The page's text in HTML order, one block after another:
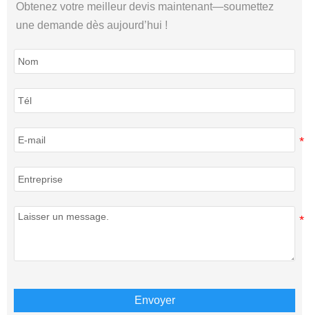
Obtenez votre meilleur devis maintenant—soumettez
une demande dès aujourd’hui !
Envoyer